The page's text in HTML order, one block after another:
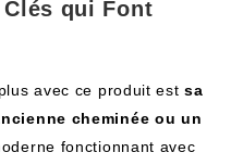
qui Font
avec ce produit estsa
cheminée ou un
fonctionnant avec